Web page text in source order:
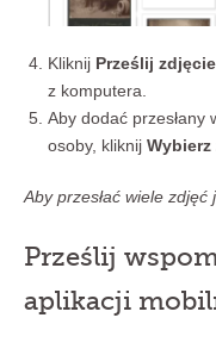
Kliknij Prześlij zdjęcie
z komputera.
Aby dodać przesłany
osoby, kliknij Wybierz
Aby przesłać wiele zdjęć
Prześlij
aplikacji